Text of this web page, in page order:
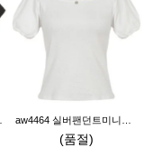
(품절)